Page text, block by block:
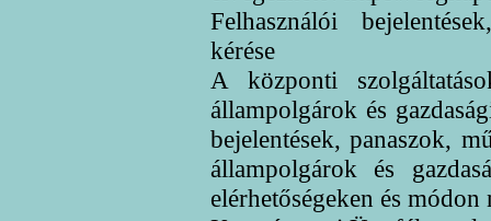
Felhasználói
kérése
A központi
állampolgárok és
bejelentések, panaszok,
állampolgárok és
elérhetőségeken és